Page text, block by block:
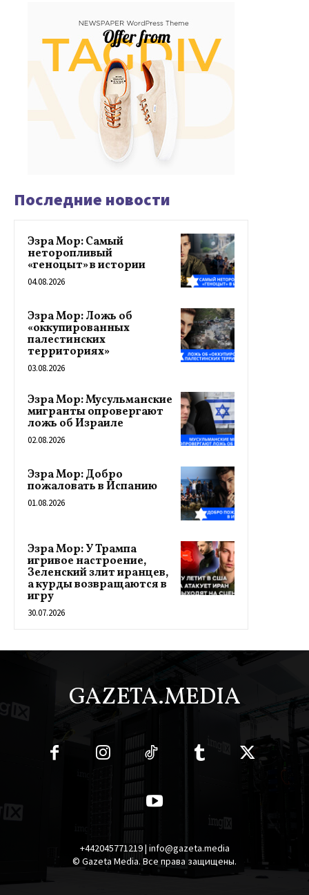
Последние новости
Эзра Мор: Самый
неторопливый
«геноцыт» в истории
04.08.2026
Эзра Мор: Ложь об
«оккупированных
палестинских
территориях»
03.08.2026
Эзра Мор: Мусульманские
мигранты опровергают
ложь об Израиле
02.08.2026
Эзра Мор: Добро
пожаловать в Испанию
01.08.2026
Эзра Мор: У Трампа
игривое настроение,
Зеленский злит иранцев,
а курды возвращаются в
игру
30.07.2026
GAZETA.MEDIA
+442045771219 | info@gazeta.media
© Gazeta Media. Все права защищены.